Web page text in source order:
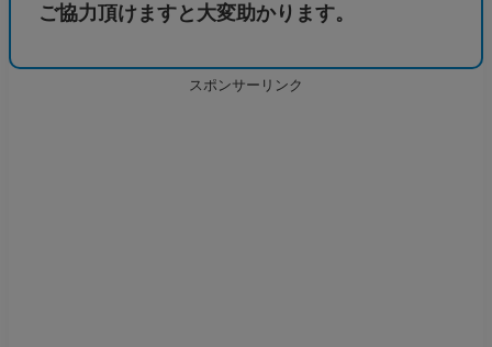
ご協力頂けますと大変助かります。
スポンサーリンク